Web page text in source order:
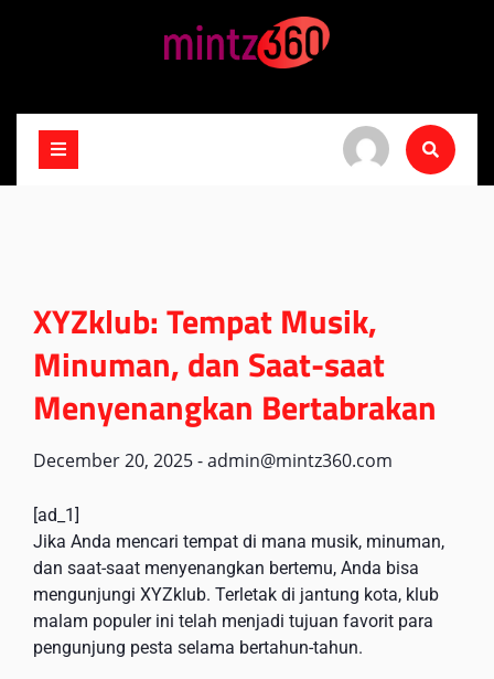
XYZklub: Tempat Musik,
Minuman, dan Saat-saat
Menyenangkan Bertabrakan
December 20, 2025-admin@mintz360.com
[ad_1]
Jika Anda mencari tempat di mana musik, minuman,
dan saat-saat menyenangkan bertemu, Anda bisa
mengunjungi XYZklub. Terletak di jantung kota, klub
malam populer ini telah menjadi tujuan favorit para
pengunjung pesta selama bertahun-tahun.